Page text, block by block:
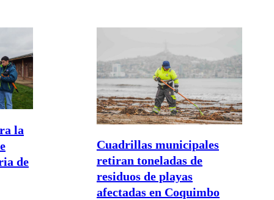
la
de
Cuadrillas municipales
retiran toneladas de
residuos de playas
afectadas en Coquimbo